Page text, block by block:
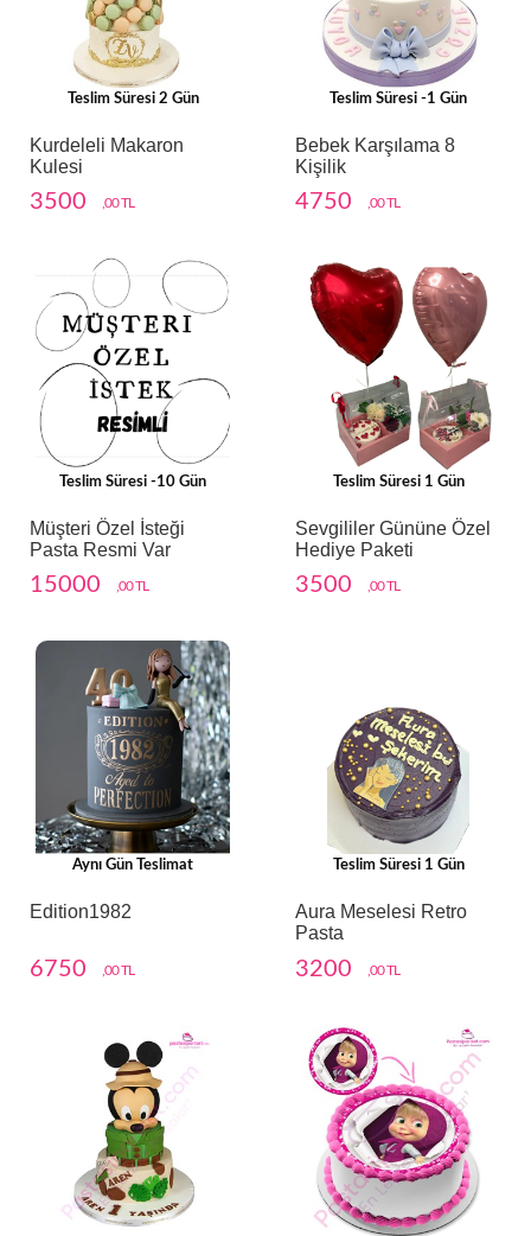
Teslim Süresi 2 Gün
Kurdeleli Makaron
Kulesi
3500 ,00 TL
Teslim Süresi -1 Gün
Bebek Karşılama 8
Kişilik
4750 ,00 TL
Teslim Süresi -10 Gün
Müşteri Özel İsteği
Pasta Resmi Var
15000 ,00 TL
Teslim Süresi 1 Gün
Sevgililer Gününe Özel
Hediye Paketi
3500 ,00 TL
Aynı Gün Teslimat
Edition1982
6750 ,00 TL
Teslim Süresi 1 Gün
Aura Meselesi Retro
Pasta
3200 ,00 TL